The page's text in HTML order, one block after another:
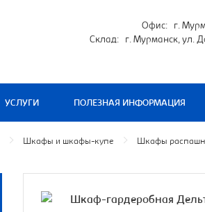
Офис: г.
Склад: г. Мурманск, ул.
УСЛУГИ ПОЛЕЗНАЯ ИНФОРМАЦИЯ
Шкафы и шкафы-купе Шкафы